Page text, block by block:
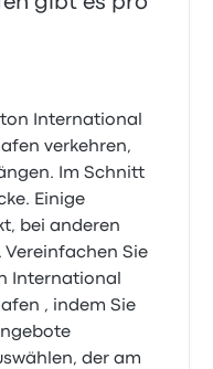
International
verkehren,
Im Schnitt
Einige
bei anderen
Vereinfachen Sie
International
, indem Sie
der am